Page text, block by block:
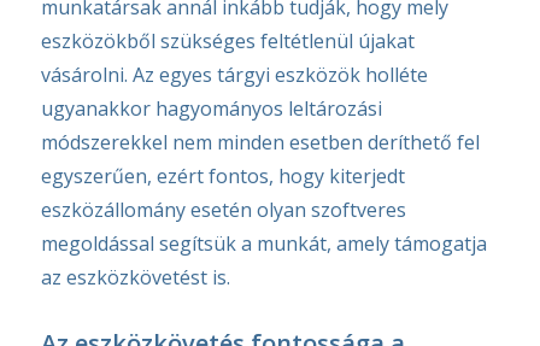
munkatársak annál inkább tudják, hogy mely
eszközökből szükséges feltétlenül újakat
vásárolni. Az egyes tárgyi eszközök holléte
ugyanakkor hagyományos leltározási
módszerekkel nem minden esetben deríthető fel
egyszerűen, ezért fontos, hogy kiterjedt
eszközállomány esetén olyan szoftveres
megoldással segítsük a munkát, amely támogatja
az eszközkövetést is.